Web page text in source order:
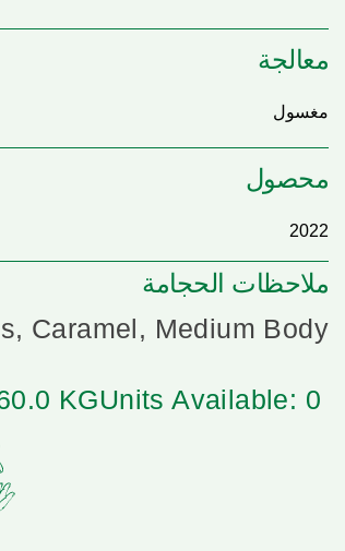
معالجة
مغسول
محصول
2022
ملاحظات الحجامة
Caramel, Medium Body
Units Available: 0
KG